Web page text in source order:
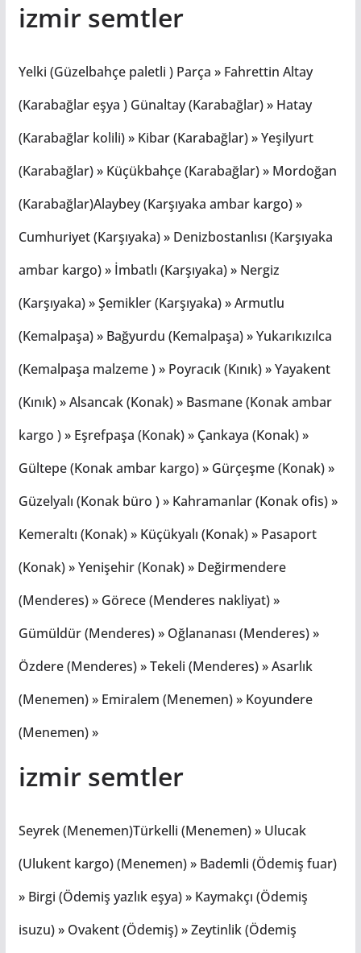
izmir semtler
Yelki (Güzelbahçe paletli ) Parça » Fahrettin Altay
(Karabağlar eşya ) Günaltay (Karabağlar) » Hatay
(Karabağlar kolili) » Kibar (Karabağlar) » Yeşilyurt
(Karabağlar) » Küçükbahçe (Karabağlar) » Mordoğan
(Karabağlar)Alaybey (Karşıyaka ambar kargo) »
Cumhuriyet (Karşıyaka) » Denizbostanlısı (Karşıyaka
ambar kargo) » İmbatlı (Karşıyaka) » Nergiz
(Karşıyaka) » Şemikler (Karşıyaka) » Armutlu
(Kemalpaşa) » Bağyurdu (Kemalpaşa) » Yukarıkızılca
(Kemalpaşa malzeme ) » Poyracık (Kınık) » Yayakent
(Kınık) » Alsancak (Konak) » Basmane (Konak ambar
kargo ) » Eşrefpaşa (Konak) » Çankaya (Konak) »
Gültepe (Konak ambar kargo) » Gürçeşme (Konak) »
Güzelyalı (Konak büro ) » Kahramanlar (Konak ofis) »
Kemeraltı (Konak) » Küçükyalı (Konak) » Pasaport
(Konak) » Yenişehir (Konak) » Değirmendere
(Menderes) » Görece (Menderes nakliyat) »
Gümüldür (Menderes) » Oğlananası (Menderes) »
Özdere (Menderes) » Tekeli (Menderes) » Asarlık
(Menemen) » Emiralem (Menemen) » Koyundere
(Menemen) »
izmir semtler
Seyrek (Menemen)Türkelli (Menemen) » Ulucak
(Ulukent kargo) (Menemen) » Bademli (Ödemiş fuar)
» Birgi (Ödemiş yazlık eşya) » Kaymakçı (Ödemiş
isuzu) » Ovakent (Ödemiş) » Zeytinlik (Ödemiş